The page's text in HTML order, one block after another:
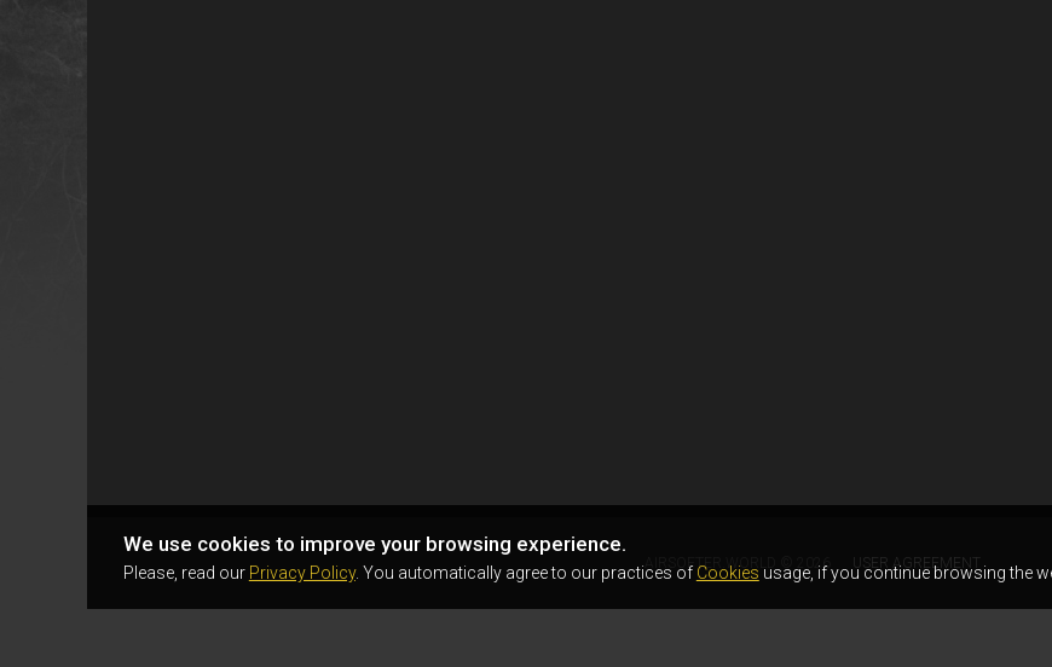
We use cookies to improve your browsing experience.
Please, read our Privacy Policy. You automatically agree to our practices of Cookies usage, if you continue browsing the
AIRSOFTER.WORLD © 2026 USER AGREEMENT